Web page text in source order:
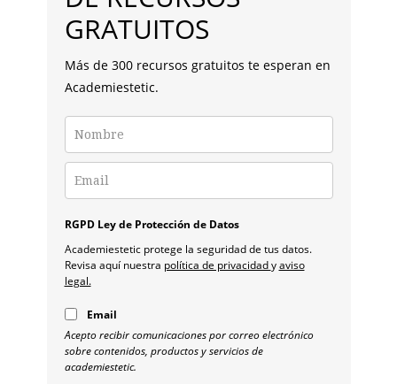
GRATUITOS
Más de 300 recursos gratuitos te esperan en
Academiestetic.
RGPD Ley de Protección de Datos
Academiestetic protege la seguridad de tus datos.
Revisa aquí nuestra política de privacidadyaviso
legal.
Email
Acepto recibir comunicaciones por correo electrónico
sobre contenidos, productos y servicios de
academiestetic.